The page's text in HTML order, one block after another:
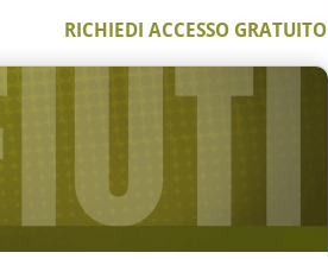
RICHIEDI ACCESSO GRATUITO